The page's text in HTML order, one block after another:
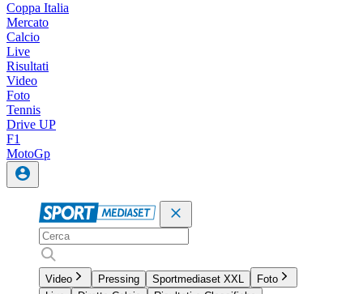
Coppa Italia
Mercato
Calcio
Live
Risultati
Video
Foto
Tennis
Drive UP
F1
MotoGp
Video Pressing Sportmediaset XXL
Foto